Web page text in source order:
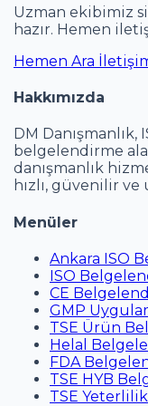
Uzman ekibimiz
hazır. Hemen
Hemen Ara
Hakkımızda
DM Danışmanlık,
belgelendirme
danışmanlık
hızlı, güvenilir
Menüler
Ankara ISO
ISO
CE
GMP
TSE Ürün
Helal
FDA
TSE HYB
TSE